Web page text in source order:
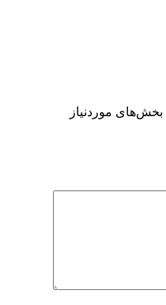
بخش‌های موردنیاز